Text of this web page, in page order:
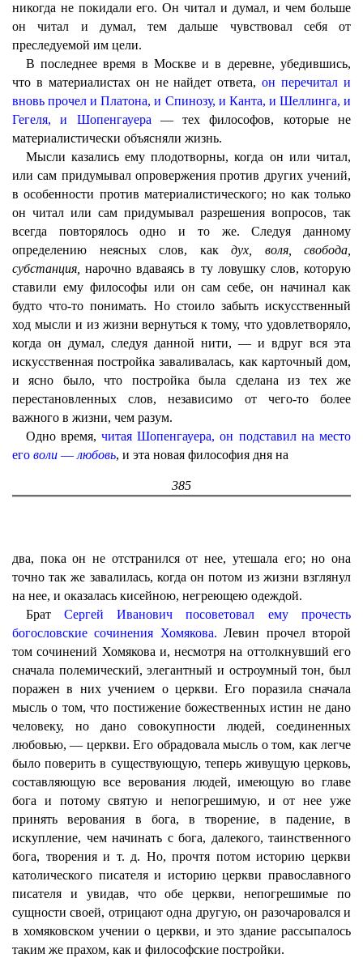
никогда не покидали его. Он читал и думал, и чем больше
он читал и думал, тем дальше чувствовал себя от
преследуемой им цели.
В последнее время в Москве и в деревне, убедившись,
что в материалистах он не найдет ответа,он перечитал и
вновь прочел и Платона, и Спинозу, и Канта, и Шеллинга, и
Гегеля, и Шопенгауера — тех философов, которые не
материалистически объясняли жизнь.
Мысли казались ему плодотворны, когда он или читал,
или сам придумывал опровержения против других учений,
в особенности против материалистического; но как только
он читал или сам придумывал разрешения вопросов, так
всегда повторялось одно и то же. Следуя данному
определению неясных слов, как дух, воля, свобода,
субстанция, нарочно вдаваясь в ту ловушку слов, которую
ставили ему философы или он сам себе, он начинал как
будто что-то понимать. Но стоило забыть искусственный
ход мысли и из жизни вернуться к тому, что удовлетворяло,
когда он думал, следуя данной нити, — и вдруг вся эта
искусственная постройка заваливалась, как карточный дом,
и ясно было, что постройка была сделана из тех же
перестановленных слов, независимо от чего-то более
важного в жизни, чем разум.
Одно время,читая Шопенгауера, он подставил на место
его воли — любовь, и эта новая философия дня на
385
два, пока он не отстранился от нее, утешала его; но она
точно так же завалилась, когда он потом из жизни взглянул
на нее, и оказалась кисейною, негреющею одеждой.
Брат Сергей Иванович посоветовал ему прочесть
богословские сочинения Хомякова. Левин прочел второй
том сочинений Хомякова и, несмотря на оттолкнувший его
сначала полемический, элегантный и остроумный тон, был
поражен в них учением о церкви. Его поразила сначала
мысль о том, что постижение божественных истин не дано
человеку, но дано совокупности людей, соединенных
любовью, — церкви. Его обрадовала мысль о том, как легче
было поверить в существующую, теперь живущую церковь,
составляющую все верования людей, имеющую во главе
бога и потому святую и непогрешимую, и от нее уже
принять верования в бога, в творение, в падение, в
искупление, чем начинать с бога, далекого, таинственного
бога, творения и т. д. Но, прочтя потом историю церкви
католического писателя и историю церкви православного
писателя и увидав, что обе церкви, непогрешимые по
сущности своей, отрицают одна другую, он разочаровался и
в хомяковском учении о церкви, и это здание рассыпалось
таким же прахом, как и философские постройки.